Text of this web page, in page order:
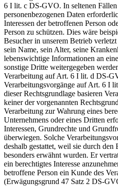
6 I lit. c DS-GVO. In seltenen
personenbezogenen Daten
Interessen der betroffenen Person
Person zu schützen. Dies wäre
Besucher in unserem Betrieb
sein Name, sein Alter, seine
lebenswichtige Informationen an
sonstige Dritte weitergegeben
Verarbeitung auf Art. 6 I lit. d DS-
Verarbeitungsvorgänge auf Art. 6 I
dieser Rechtsgrundlage basieren
keiner der vorgenannten
Verarbeitung zur Wahrung eines
Unternehmens oder eines Dritten
Interessen, Grundrechte und
überwiegen. Solche
deshalb gestattet, weil sie durch den
besonders erwähnt wurden. Er
ein berechtigtes Interesse
betroffene Person ein Kunde des
(Erwägungsgrund 47 Satz 2 DS-